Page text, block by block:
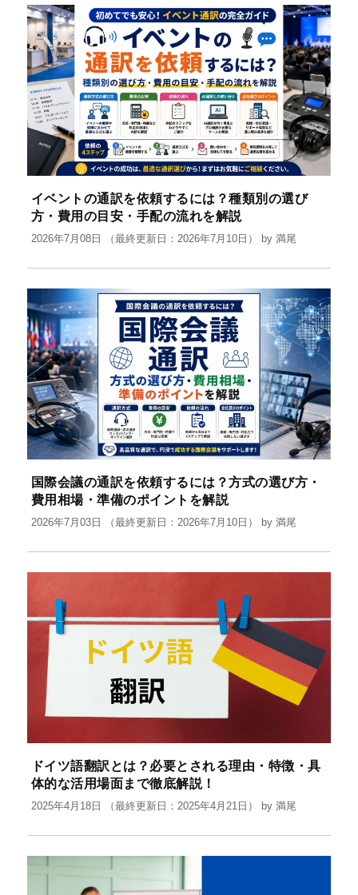
イベントの通訳を依頼するには？種類別の選び
方・費用の目安・手配の流れを解説
2026年7月08日 （最終更新日：2026年7月10日） by 満尾
国際会議の通訳を依頼するには？方式の選び方・
費用相場・準備のポイントを解説
2026年7月03日 （最終更新日：2026年7月10日） by 満尾
ドイツ語翻訳とは？必要とされる理由・特徴・具
体的な活用場面まで徹底解説！
2025年4月18日 （最終更新日：2025年4月21日） by 満尾